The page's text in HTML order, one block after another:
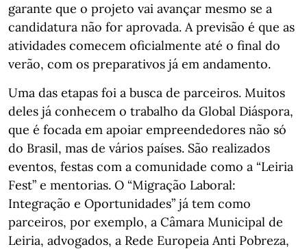
garante que o projeto vai avançar mesmo se a
candidatura não for aprovada. A previsão é que as
atividades comecem oficialmente até o final do
verão, com os preparativos já em andamento.
Uma das etapas foi a busca de parceiros. Muitos
deles já conhecem o trabalho da Global Diáspora,
que é focada em apoiar empreendedores não só
do Brasil, mas de vários países. São realizados
eventos, festas com a comunidade como a “Leiria
Fest” e mentorias. O “Migração Laboral:
Integração e Oportunidades” já tem como
parceiros, por exemplo, a Câmara Municipal de
Leiria, advogados, a Rede Europeia Anti Pobreza,